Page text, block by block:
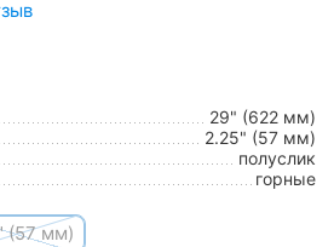
29" (622 мм)
2.25" (57 мм)
полуслик
горные
(57 мм)